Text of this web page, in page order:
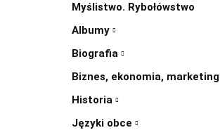
Myślistwo. Rybołówstwo
Albumy
Biografia
Biznes, ekonomia, marketing
Historia
Języki obce